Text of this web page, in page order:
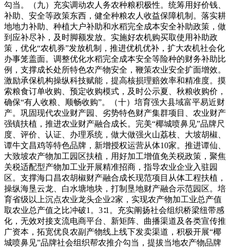
勾当。（九）充实调动农人务农种粮积极性。统筹用好价钱、
补助、安全等政策东西，健全种粮农人收益保障机制。落实耕
地地力补助、种植大户补助和水稻完全成本安全补助政策，做
到应补尽补，及时脚额发放。实施好农机购买取使用补助政
策，优化“农机券”发放机制，推进优机优补，扩大农机社会化
办事笼盖面。调整优化水稻完全成本安全等险种的财务补助比
例，支撑成长处所特色农产物安全，鞭策农业安全扩面增效。
激励承保机构操纵科技赋能，提高核损理赔效率和精准度。摸
索粮食订单收购、预定收购模式，及时公示夏、秋粮收购价，
确保“有人收粮、顺畅收购”。（十）培育强大县域富平易近财
产。巩固现代农业财产园、劣势特色财产集群项目、农业财产
强镇扶植，推进农业财产融合成长。完美“椰城喷鼻见”品牌尺
度、评价、认证、办理系统，做大做强火山荔枝、大坡胡椒、
谭牛文昌鸡等特色品牌，新增授权运营从体10家。推进谭仙、
大致坡农产物加工园区扶植，用好加工增值免关税政策，聚焦
关税适配型产物加工业开展精准招商，指导农业企业入驻园
区。支撑海口昌农胡椒财产融合成长现范项目从体工程扶植，
操纵海垦云龙、白水塘地块，打制垦地财产融合示范园区。培
育省级以上沉点农业龙头企业2家，实现农产物加工业总产值
取农业总产值之比冲破1。3∶1。充实阐扬社会组织桥梁纽带感
化，无效对接支流电商平台、新矩阵、曲播渠道及各类宣传推
广资本，拓宽优良农副产物线上线下发卖渠道，积极开展“椰
城喷鼻见”品牌社会组织帮农推介勾当，提拔当地农产物品牌